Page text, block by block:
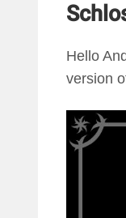
Hello
version